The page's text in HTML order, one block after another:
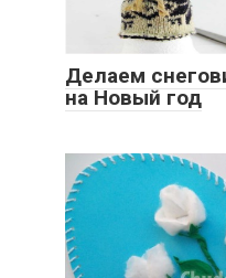
Делаем
на Новый год